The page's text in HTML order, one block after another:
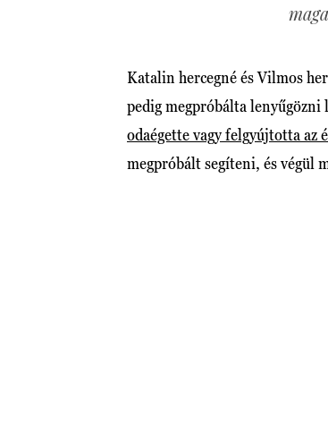
Katalin hercegné és Vilmos
pedig megpróbálta lenyűgözni
odaégette vagy felgyújtotta az
megpróbált segíteni, és végül